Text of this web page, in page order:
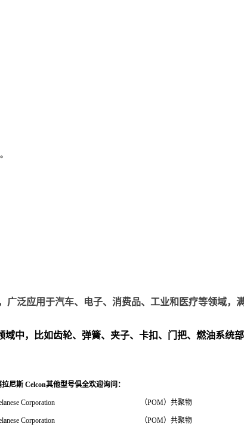
广泛应用于汽车、电子、消费品、工业和医疗等领域，
中，比如齿轮、弹簧、夹子、卡扣、门把、 燃油系统
尼斯 Celcon其他型号俱全欢迎询问 ：
Corporation
（POM）共聚物
Corporation
（POM）共聚物